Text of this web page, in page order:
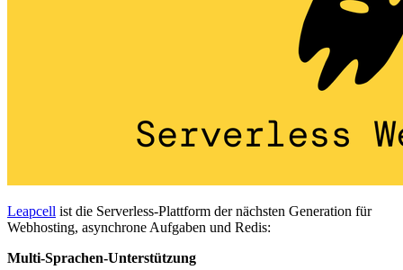
Leapcell ist die Serverless-Plattform der nächsten Generation für
Webhosting, asynchrone Aufgaben und Redis:
Multi-Sprachen-Unterstützung